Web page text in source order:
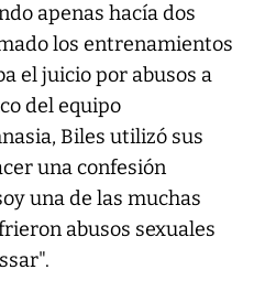
apenas hacía dos
los entrenamientos
el juicio por abusos a
del equipo
Biles utilizó sus
una confesión
una de las muchas
abusos sexuales